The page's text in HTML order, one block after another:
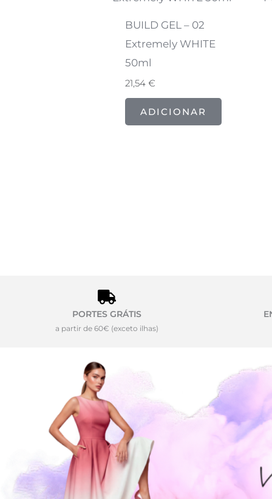
BUILD GEL – 02
Extremely WHITE
50ml
21,54 €
ADICIONAR
PORTES GRÁTIS
a partir de 60€ (exceto ilhas)